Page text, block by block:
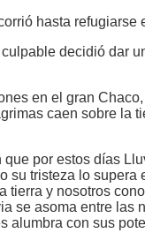
hasta refugiarse
decidió dar
en el gran
caen sobre la
por estos días
su tristeza lo supera
tierra y nosotros
se asoma entre las
alumbra con sus